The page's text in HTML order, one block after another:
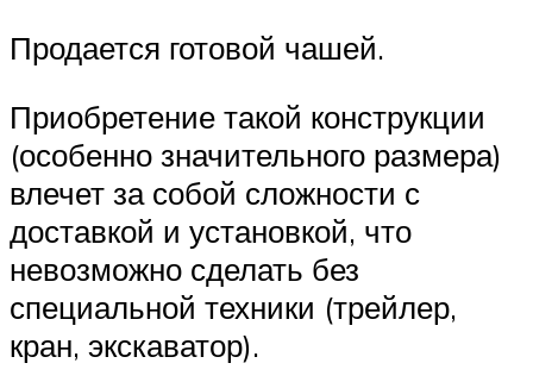
Продается готовой чашей.
Приобретение такой конструкции
(особенно значительного размера)
влечет за собой сложности с
доставкой и установкой, что
невозможно сделать без
специальной техники (трейлер,
кран, экскаватор).